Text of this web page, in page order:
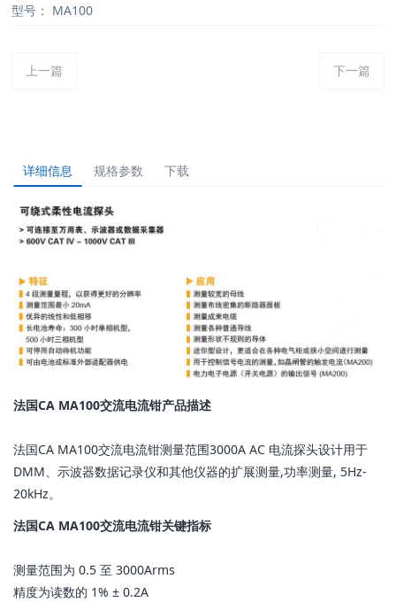
型号： MA100
上一篇 下一篇
详细信息 规格参数 下载
法国CA MA100交流电流钳产品描述
法国CA MA100交流电流钳测量范围3000A AC 电流探头设计用于
DMM、示波器数据记录仪和其他仪器的扩展测量,功率测量, 5Hz-
20kHz。
法国CA MA100交流电流钳关键指标
测量范围为 0.5 至 3000Arms
精度为读数的 1% ± 0.2A